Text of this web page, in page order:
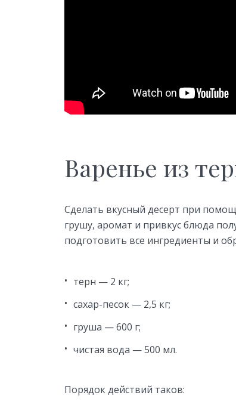
Варенье из
Сделать вкусный десерт при
грушу, аромат и привкус блюда
подготовить все ингредиенты и
терн — 2 кг;
сахар-песок — 2,5 кг;
груша — 600 г;
чистая вода — 500 мл.
Порядок действий таков: